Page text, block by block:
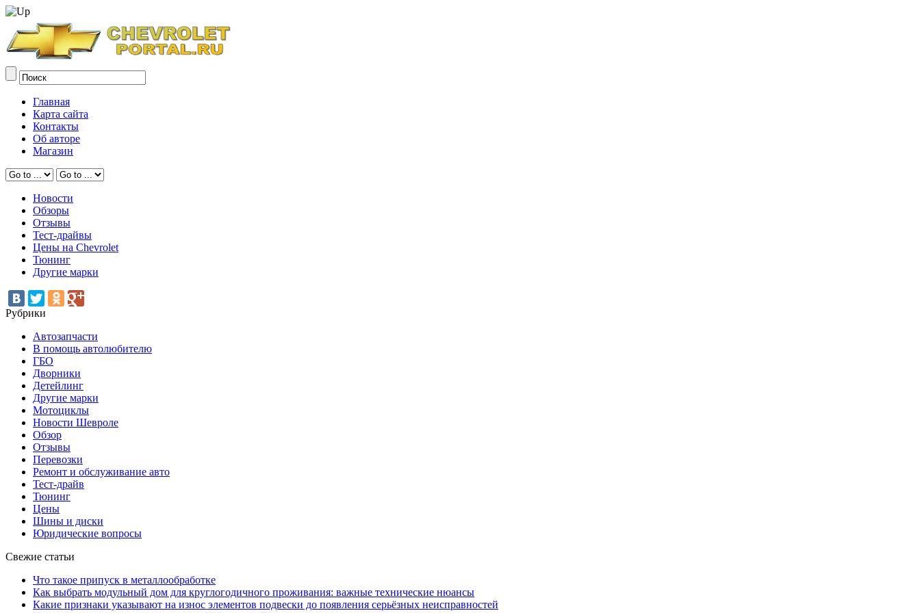
Главная
Карта сайта
Контакты
Об авторе
Магазин
Новости
Обзоры
Отзывы
Тест-драйвы
Цены на Chevrolet
Тюнинг
Другие марки
Рубрики
Автозапчасти
В помощь автолюбителю
ГБО
Дворники
Детейлинг
Другие марки
Мотоциклы
Новости Шевроле
Обзор
Отзывы
Перевозки
Ремонт и обслуживание авто
Тест-драйв
Тюнинг
Цены
Шины и диски
Юридические вопросы
Свежие статьи
Что такое припуск в металлообработке
Как выбрать модульный дом для круглогодичного проживания: важные технические нюансы
Какие признаки указывают на износ элементов подвески до появления серьёзных неисправностей